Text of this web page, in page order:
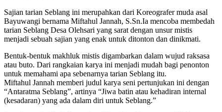
Sajian tarian Seblang ini merupahkan dari Koreografer muda asal
Bayuwangi bernama Miftahul Jannah, S.Sn.Ia mencoba membedah
tarian Seblang Desa Olehsari yang sarat dengan unsur mistis
menjadi sebuah sajian yang enak untuk ditonton dan dinikmati.
Bentuk-bentuk makhluk mistis digambarkan dalam wujud raksasa
atau buto. Dari rangkaian karya ini menjadi mudah bagi penonton
untuk memahami apa sebenarnya tarian Seblang itu.
Miftahul Jannah memberi judul karya seni pertunjukan ini dengan
“Antaratma Seblang”, artinya “Jiwa batin atau kehadiran internal
(kesadaran) yang ada dalam diri untuk Seblang.”